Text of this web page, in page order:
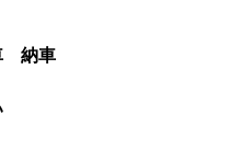
納車